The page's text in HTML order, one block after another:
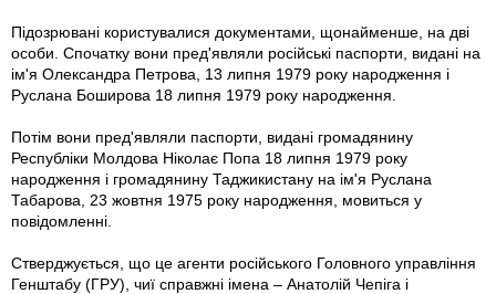
Підозрювані користувалися документами, щонайменше, на дві
особи. Спочатку вони пред'являли російські паспорти, видані на
ім'я Олександра Петрова, 13 липня 1979 року народження і
Руслана Боширова 18 липня 1979 року народження.
Потім вони пред'являли паспорти, видані громадянину
Республіки Молдова Ніколає Попа 18 липня 1979 року
народження і громадянину Таджикистану на ім'я Руслана
Табарова, 23 жовтня 1975 року народження, мовиться у
повідомленні.
Стверджується, що це агенти російського Головного управління
Генштабу (ГРУ), чиї справжні імена – Анатолій Чепіга і